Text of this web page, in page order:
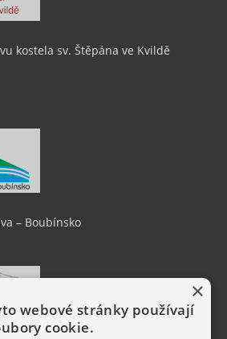
kostela sv. Štěpána ve Kvildě
– Boubínsko
×
webové stránky používají
cookie.